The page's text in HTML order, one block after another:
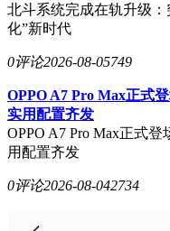
北斗系统完成在轨升级
化”新时代
0评论2026-08-05749
OPPO A7 Pro Max正式
实用配置齐发
OPPO A7 Pro Max正式
用配置齐发
0评论2026-08-042734